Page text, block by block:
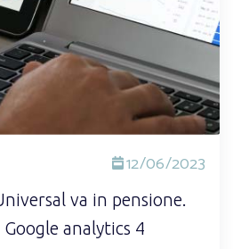
12/06/2023
va in pensione.
analytics 4